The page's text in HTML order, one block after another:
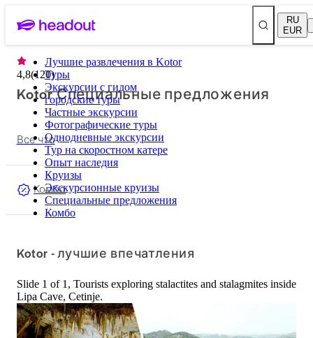
RU
EUR
Лучшие развлечения в Kotor
Туры
Экскурсии с гидом
городские туры
Частные экскурсии
Фотографические туры
Однодневные экскурсии
Тур на скоростном катере
Опыт наследия
Круизы
Экскурсионные круизы
Специальные предложения
Комбо
4,8(120)
Kotor Специальные предложения
Все что
Комбо
Kotor - лучшие впечатления
Slide 1 of 1, Tourists exploring stalactites and stalagmites inside
Lipa Cave, Cetinje.